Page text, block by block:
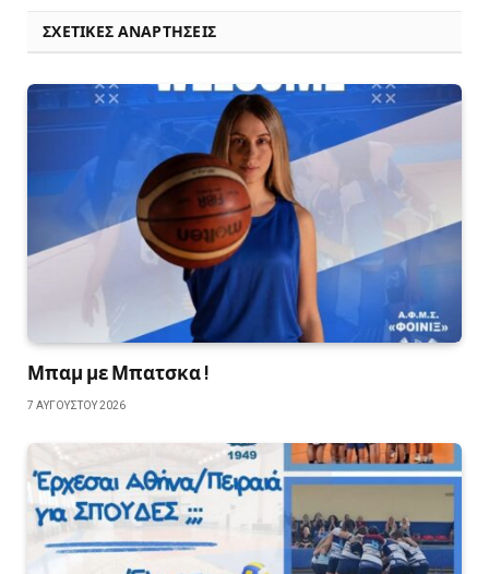
ΣΧΕΤΙΚΈΣ ΑΝΑΡΤΉΣΕΙΣ
Μπαμ με Μπατσκα !
7 ΑΥΓΟΎΣΤΟΥ 2026